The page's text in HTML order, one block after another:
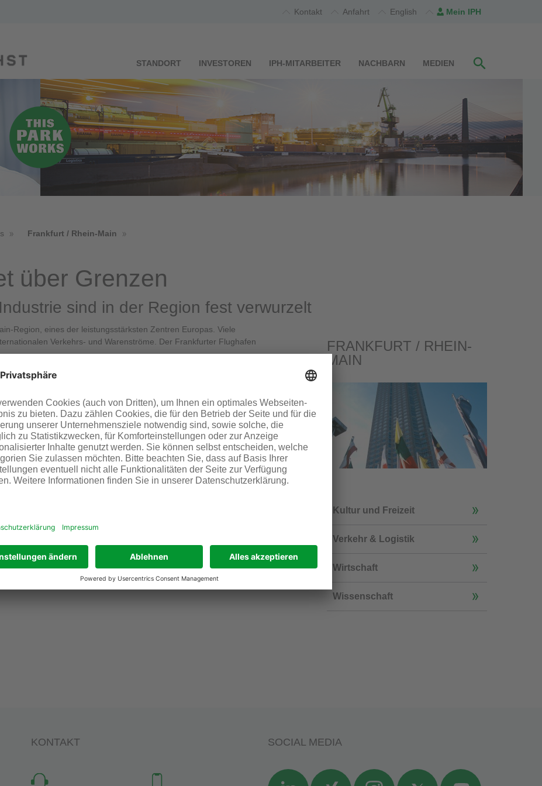
Kontakt Anfahrt English Mein IPH
STANDORT INVESTOREN IPH-MITARBEITER NACHBARN MEDIEN
Frankfurt / Rhein-Main
über Grenzen
sind in der Region fest verwurzelt
FRANKFURT / RHEIN-
MAIN
Kultur und Freizeit
Verkehr & Logistik
Wirtschaft
Wissenschaft
Region, eines der leistungsstärksten Zentren Europas. Viele
Verkehrs- und Warenströme. Der Frankfurter Flughafen
die Deutsche Bundesbank, die Europäische Zentralbank und
die Region über eine starke industrielle Basis: Die Chemie-
ebenso die Automobil-Zulieferer-Industrie sowie High-Tech-
MAIN-REGION
Motor in Deutschland, sondern besitzt auch eine ausgeprägte
und Universitäten. Regionale Netzwerke und
Innovationskraft der Unternehmen. Frankfurt bietet
einer großen Vielfalt an attraktiven Angeboten für Kultur und
Region bekannt für ihre Vielzahl an Naherholungsgebieten.
KONTAKT SOCIAL MEDIA